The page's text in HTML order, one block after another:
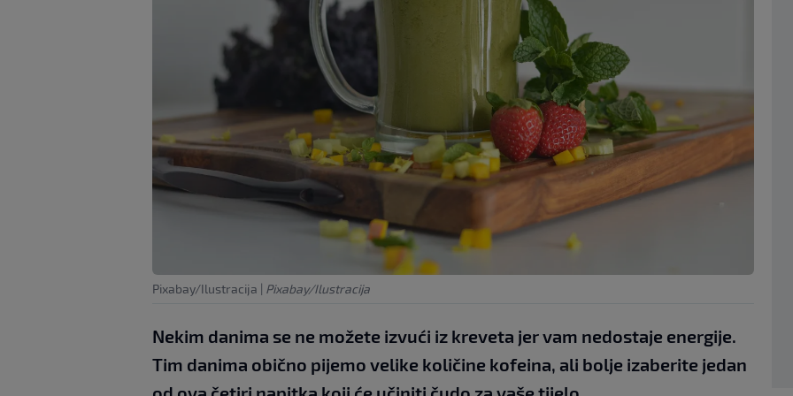
Pixabay/Ilustracija | Pixabay/Ilustracija
Nekim danima se ne možete izvući iz kreveta jer vam nedostaje energije.
Tim danima obično pijemo velike količine kofeina, ali bolje izaberite jedan